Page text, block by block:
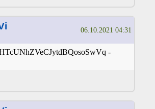
06.10.2021 04:31
-